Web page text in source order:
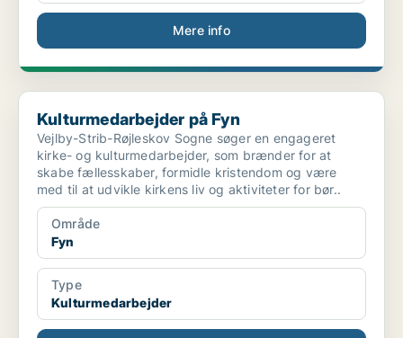
Mere info
Kulturmedarbejder på Fyn
Kulturmedarbejder på Fyn
Vejlby-Strib-Røjleskov Sogne søger en engageret
kirke- og kulturmedarbejder, som brænder for at
skabe fællesskaber, formidle kristendom og være
med til at udvikle kirkens liv og aktiviteter for bør..
Område
Fyn
Type
Kulturmedarbejder